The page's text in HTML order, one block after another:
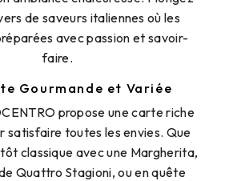
de saveurs italiennes où les
avec passion et savoir-
faire.
Gourmande et Variée
propose une carte riche
satisfaire toutes les envies. Que
classique avec une Margherita,
Quattro Stagioni, ou en quête